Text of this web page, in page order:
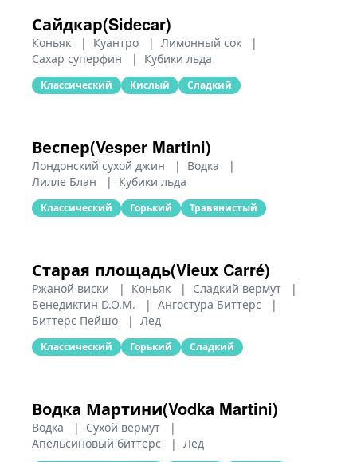
Сайдкар(Sidecar)
Коньяк | Куантро | Лимонный сок
|
Сахар суперфин
| Кубики льда
Классический Кислый Сладкий
Веспер(Vesper Martini)
Лондонский сухой джин | Водка
|
Лилле Блан
| Кубики льда
Классический Горький Травянистый
Старая площадь(Vieux Carré)
Ржаной виски | Коньяк | Сладкий вермут
|
Бенедиктин D.O.M.
| Ангостура Биттерс
|
Биттерс Пейшо
| Лед
Классический Горький Сладкий
Водка Мартини(Vodka Martini)
Водка | Сухой вермут
|
Апельсиновый биттерс
| Лед